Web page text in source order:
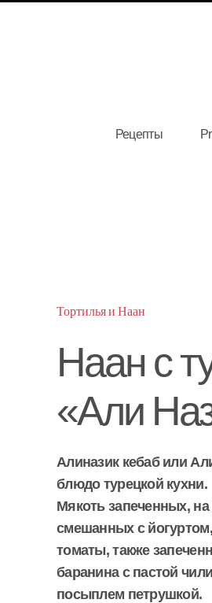
Рецепты
Тортилья и Наан
Наан с
«Али
Алиназик кебаб или
блюдо турецкой кухни.
Мякоть запеченных,
смешанных с
томаты, также
баранина с пастой
посыплем петрушкой.